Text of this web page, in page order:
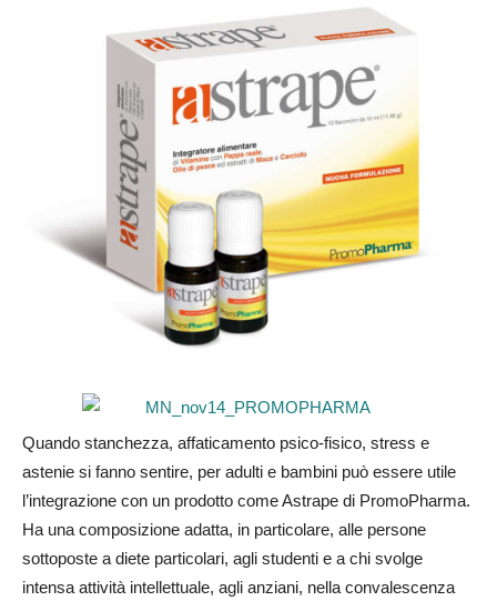
Quando stanchezza, affaticamento psico-fisico, stress e
astenie si fanno sentire, per adulti e bambini può essere utile
l’integrazione con un prodotto come Astrape di PromoPharma.
Ha una composizione adatta, in particolare, alle persone
sottoposte a diete particolari, agli studenti e a chi svolge
intensa attività intellettuale, agli anziani, nella convalescenza